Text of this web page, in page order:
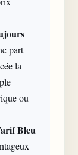
part
la
ou
Bleu